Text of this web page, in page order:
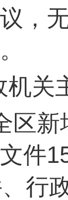
，
机关
区
件
行